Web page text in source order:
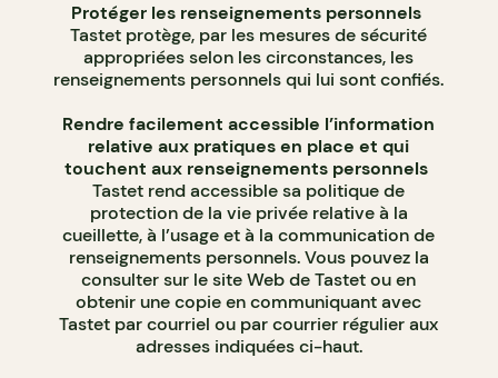
Protéger les renseignements personnels
Tastet protège, par les mesures de sécurité
appropriées selon les circonstances, les
renseignements personnels qui lui sont confiés.
Rendre facilement accessible l’information
relative aux pratiques en place et qui
touchent aux renseignements personnels
Tastet rend accessible sa politique de
protection de la vie privée relative à la
cueillette, à l’usage et à la communication de
renseignements personnels. Vous pouvez la
consulter sur le site Web de Tastet ou en
obtenir une copie en communiquant avec
Tastet par courriel ou par courrier régulier aux
adresses indiquées ci-haut.